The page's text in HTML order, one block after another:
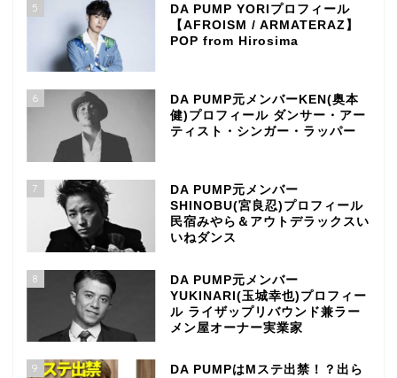
5
DA PUMP YORIプロフィール
【AFROISM / ARMATERAZ】
POP from Hirosima
6
DA PUMP元メンバーKEN(奥本
健)プロフィール ダンサー・アー
ティスト・シンガー・ラッパー
7
DA PUMP元メンバー
SHINOBU(宮良忍)プロフィール
民宿みやら＆アウトデラックスい
いねダンス
8
DA PUMP元メンバー
YUKINARI(玉城幸也)プロフィー
ル ライザップリバウンド兼ラー
メン屋オーナー実業家
9
DA PUMPはMステ出禁！？出ら